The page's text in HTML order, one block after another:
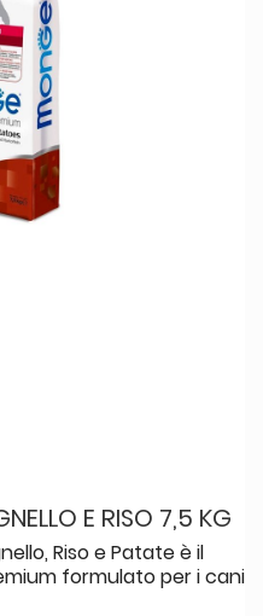
E RISO 7,5 KG
Riso e Patate è il
formulato per i cani